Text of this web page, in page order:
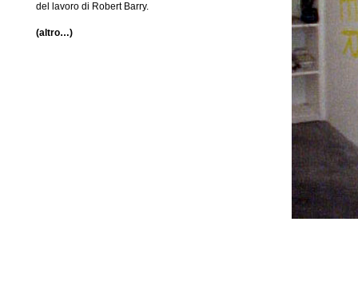
del lavoro di Robert Barry.
(altro…)